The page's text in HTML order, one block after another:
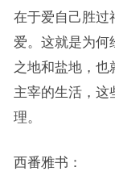
在于爱自己胜过
爱。这就是为何
之地和盐地，也
主宰的生活，这
理。
西番雅书：